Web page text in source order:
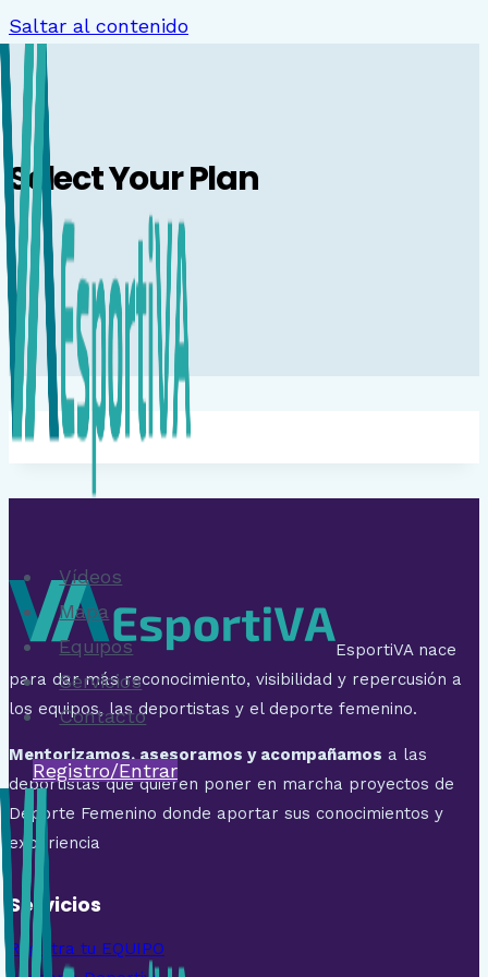
Saltar al contenido
Vídeos
Mapa
Equipos
Servicios
Contacto
Registro/Entrar
Select Your Plan
EsportiVA nace
para dar más reconocimiento, visibilidad y repercusión a
los equipos, las deportistas y el deporte femenino.
Mentorizamos, asesoramos y acompañamos a las
deportistas que quieren poner en marcha proyectos de
Deporte Femenino donde aportar sus conocimientos y
experiencia
Servicios
Registra tu EQUIPO